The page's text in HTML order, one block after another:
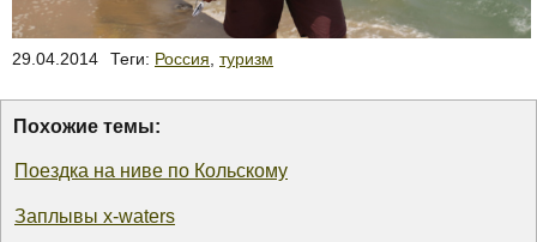
29.04.2014 Теги: Россия туризм
Похожие темы:
Поездка на ниве по Кольскому
Заплывы x-waters